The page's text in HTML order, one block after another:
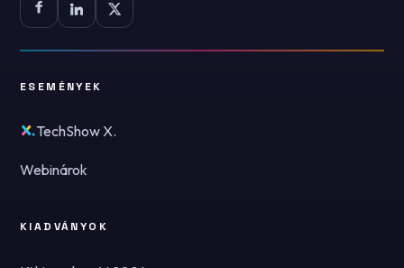
ESEMÉNYEK
TechShow X.
Webinárok
KIADVÁNYOK